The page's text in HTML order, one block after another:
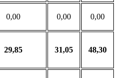
0,00 0,00 0,00
29,85 31,05 48,30